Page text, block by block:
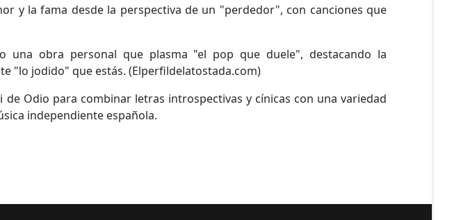
y la fama desde la perspectiva de un "perdedor", con canciones que
una obra personal que plasma "el pop que duele", destacando la
"lo jodido" que estás. (Elperfildelatostada.com)
Odio para combinar letras introspectivas y cínicas con una variedad
independiente española.